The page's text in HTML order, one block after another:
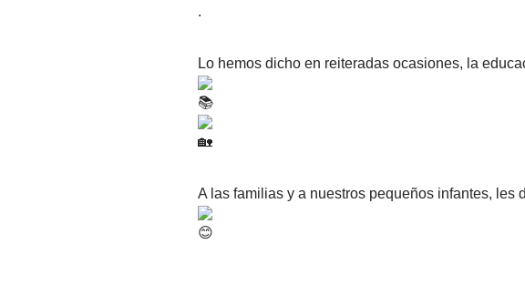
.
Lo hemos dicho en reiteradas ocasiones, la
A las familias y a nuestros pequeños infantes,